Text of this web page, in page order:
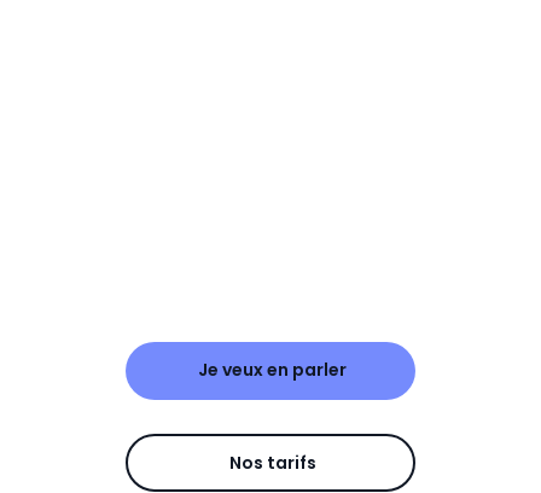
Je veux en parler
Nos tarifs